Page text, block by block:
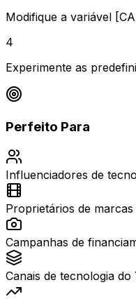
Modifique a variável
4
Experimente as
Perfeito Para
Influenciadores de
Proprietários de
Campanhas de
Canais de tecnologia